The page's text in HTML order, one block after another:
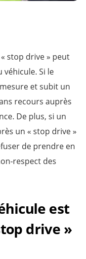
stop drive » peut
Si le
et subit un
recours auprès
De plus, si un
un « stop drive »
de prendre en
respect des
est
drive »